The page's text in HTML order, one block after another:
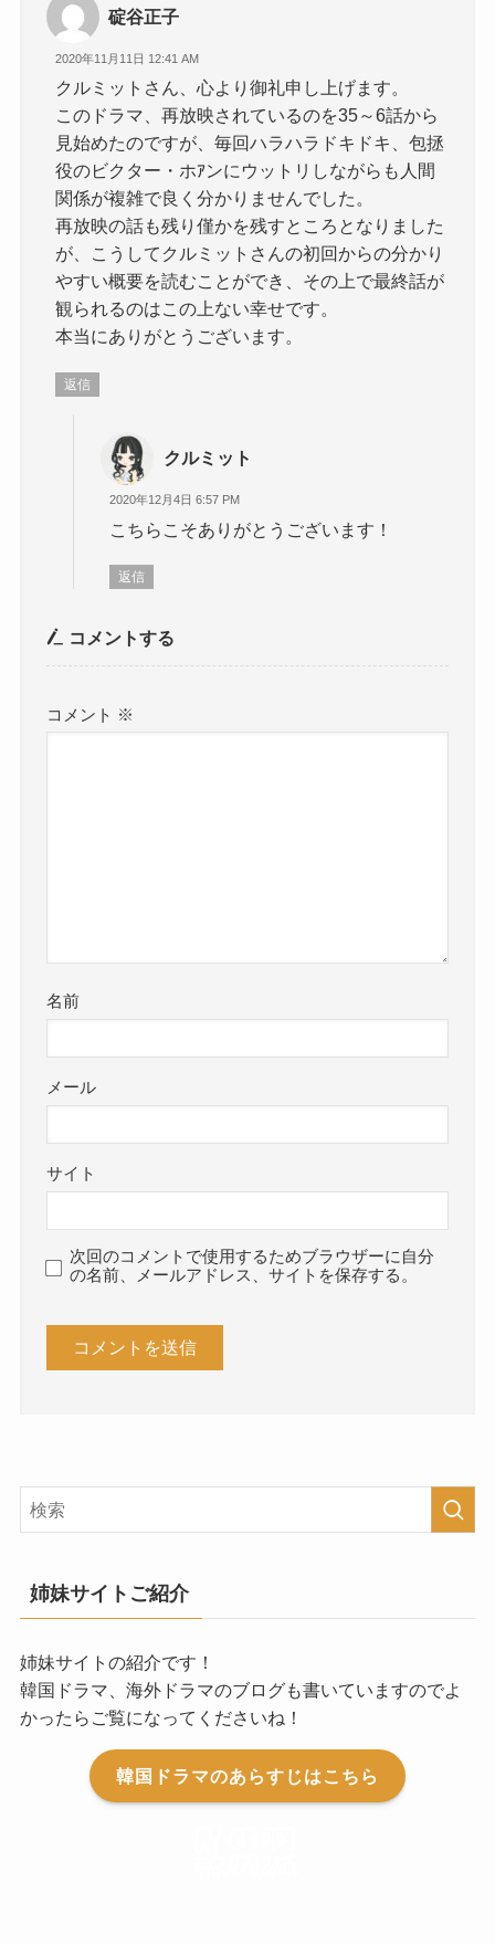
碇谷正子
2020年11月11日 12:41 AM
クルミットさん、心より御礼申し上げます。
このドラマ、再放映されているのを35～6話から
見始めたのですが、毎回ハラハラドキドキ、包拯
役のビクター・ホｱンにウットリしながらも人間
関係が複雑で良く分かりませんでした。
再放映の話も残り僅かを残すところとなりました
が、こうしてクルミットさんの初回からの分かり
やすい概要を読むことができ、その上で最終話が
観られるのはこの上ない幸せです。
本当にありがとうございます。
返信
クルミット
2020年12月4日 6:57 PM
こちらこそありがとうございます！
返信
コメントする
コメント ※
名前
メール
サイト
次回のコメントで使用するためブラウザーに自分
の名前、メールアドレス、サイトを保存する。
姉妹サイトご紹介
姉妹サイトの紹介です！
韓国ドラマ、海外ドラマのブログも書いていますのでよ
かったらご覧になってくださいね！
韓国ドラマのあらすじはこちら